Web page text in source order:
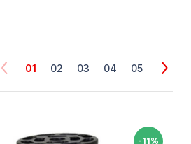
contato@eletronservice.com.br
01 02 03 04 05
-11%